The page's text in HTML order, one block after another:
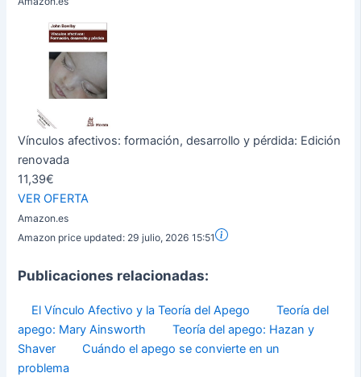
Vínculos afectivos: formación, desarrollo y pérdida: Edición
renovada
11,39€
VER OFERTA
Amazon.es
Amazon price updated: 29 julio, 2026 15:51
Publicaciones relacionadas:
El Vínculo Afectivo y la Teoría del Apego
Teoría del
apego: Mary Ainsworth
Teoría del apego: Hazan y
Shaver
Cuándo el apego se convierte en un
problema